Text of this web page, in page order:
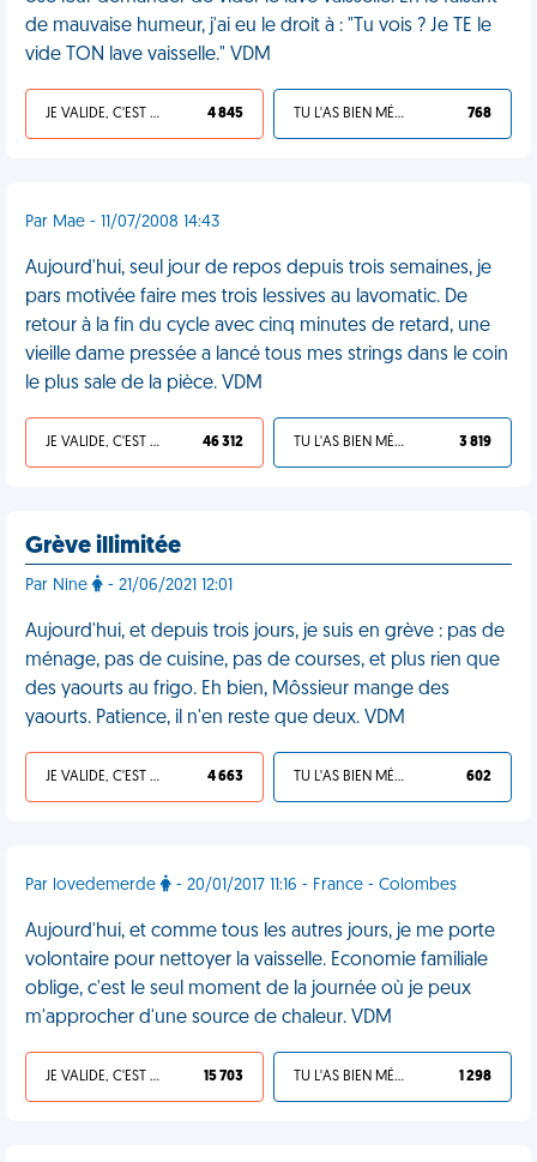
de mauvaise humeur, j'ai eu le droit à : "Tu vois ? Je TE le
vide TON lave vaisselle." VDM
JE VALIDE, C'EST UNE VDM 4 845 TU L'AS BIEN MÉRITÉ 768
Par Mae - 11/07/2008 14:43
Aujourd'hui, seul jour de repos depuis trois semaines, je
pars motivée faire mes trois lessives au lavomatic. De
retour à la fin du cycle avec cinq minutes de retard, une
vieille dame pressée a lancé tous mes strings dans le coin
le plus sale de la pièce. VDM
JE VALIDE, C'EST UNE VDM 46 312 TU L'AS BIEN MÉRITÉ 3 819
Grève illimitée
Par Nine - 21/06/2021 12:01
Aujourd'hui, et depuis trois jours, je suis en grève : pas de
ménage, pas de cuisine, pas de courses, et plus rien que
des yaourts au frigo. Eh bien, Môssieur mange des
yaourts. Patience, il n'en reste que deux. VDM
JE VALIDE, C'EST UNE VDM 4 663 TU L'AS BIEN MÉRITÉ 602
Par lovedemerde - 20/01/2017 11:16 - France - Colombes
Aujourd'hui, et comme tous les autres jours, je me porte
volontaire pour nettoyer la vaisselle. Economie familiale
oblige, c'est le seul moment de la journée où je peux
m'approcher d'une source de chaleur. VDM
JE VALIDE, C'EST UNE VDM 15 703 TU L'AS BIEN MÉRITÉ 1 298